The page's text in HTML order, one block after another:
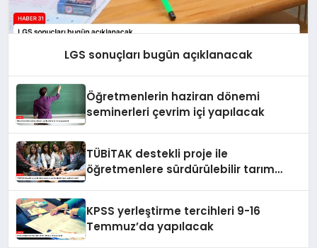
LGS sonuçları bugün açıklanacak
Öğretmenlerin haziran dönemi
seminerleri çevrim içi yapılacak
TÜBİTAK destekli proje ile
öğretmenlere sürdürülebilir tarım
KPSS yerleştirme tercihleri 9-16
Temmuz’da yapılacak